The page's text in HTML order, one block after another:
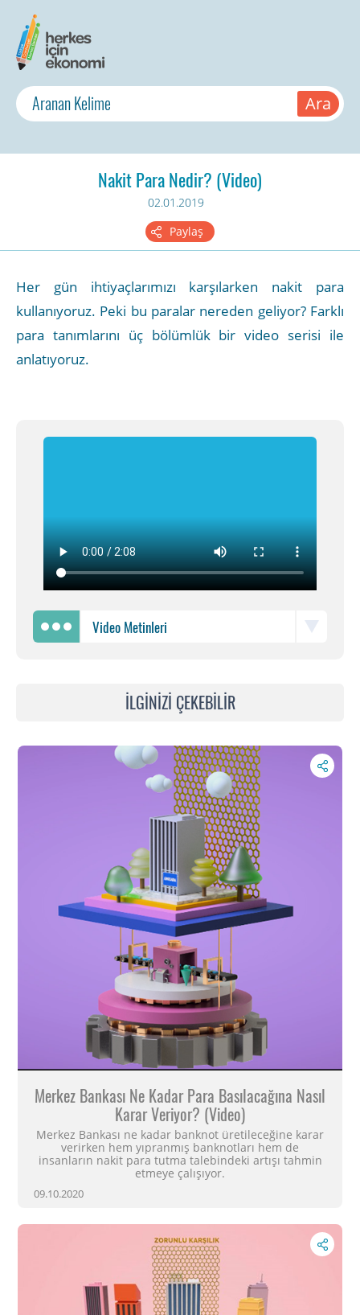
Nakit Para Nedir? (Video)
02.01.2019
Paylaş
Her gün ihtiyaçlarımızı karşılarken nakit para
kullanıyoruz. Peki bu paralar nereden geliyor? Farklı
para tanımlarını üç bölümlük bir video serisi ile
anlatıyoruz.
Video Metinleri
İLGİNİZİ ÇEKEBİLİR
Merkez Bankası Ne Kadar Para Basılacağına Nasıl
Karar Veriyor? (Video)
Merkez Bankası ne kadar banknot üretileceğine karar
verirken hem yıpranmış banknotları hem de
insanların nakit para tutma talebindeki artışı tahmin
etmeye çalışıyor.
09.10.2020